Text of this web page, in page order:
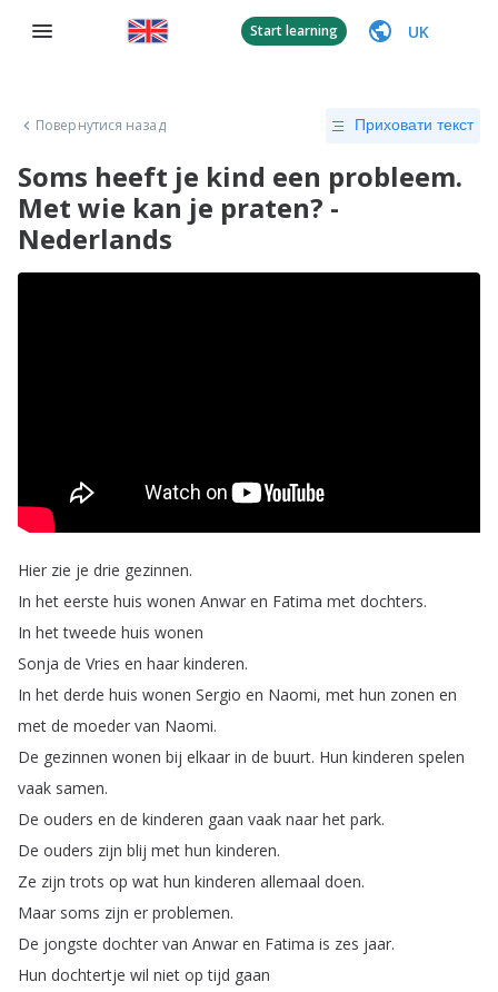
Start learning UK
Повернутися назад Приховати текст
Soms heeft je kind een probleem.
Met wie kan je praten? -
Nederlands
Hier zie je drie gezinnen.
In het eerste huis wonen Anwar en Fatima met dochters.
In het tweede huis wonen
Sonja de Vries en haar kinderen.
In het derde huis wonen Sergio en Naomi, met hun zonen en
met de moeder van Naomi.
De gezinnen wonen bij elkaar in de buurt. Hun kinderen spelen
vaak samen.
De ouders en de kinderen gaan vaak naar het park.
De ouders zijn blij met hun kinderen.
Ze zijn trots op wat hun kinderen allemaal doen.
Maar soms zijn er problemen.
De jongste dochter van Anwar en Fatima is zes jaar.
Hun dochtertje wil niet op tijd gaan